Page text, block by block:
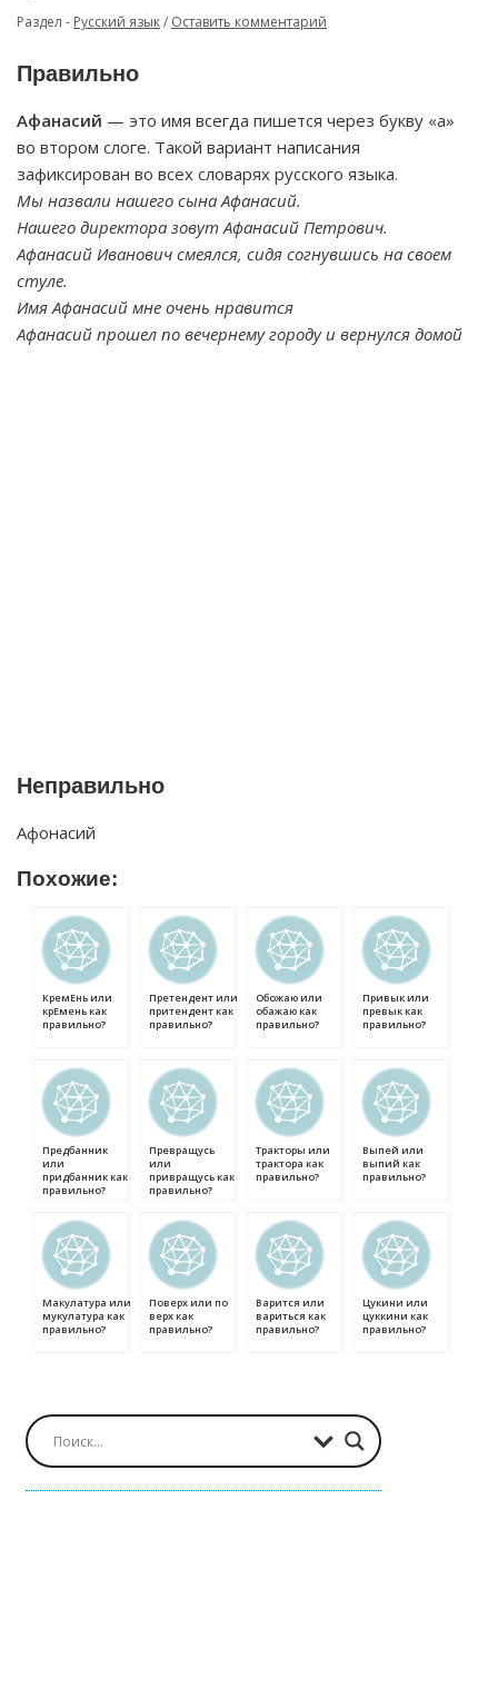
Раздел - Русский язык/ Оставить комментарий
Правильно
Афанасий — это имя всегда пишется через букву «а»
во втором слоге. Такой вариант написания
зафиксирован во всех словарях русского языка.
Мы назвали нашего сына Афанасий.
Нашего директора зовут Афанасий Петрович.
Афанасий Иванович смеялся, сидя согнувшись на своем
стуле.
Имя Афанасий мне очень нравится
Афанасий прошел по вечернему городу и вернулся домой
Неправильно
Афонасий
Похожие:
КремЕнь или
крЕмень как
правильно?
Претендент или
притендент как
правильно?
Обожаю или
обажаю как
правильно?
Привык или
превык как
правильно?
Предбанник
или
придбанник как
правильно?
Превращусь
или
привращусь как
правильно?
Тракторы или
трактора как
правильно?
Выпей или
выпий как
правильно?
Макулатура или
мукулатура как
правильно?
Поверх или по
верх как
правильно?
Варится или
вариться как
правильно?
Цукини или
цуккини как
правильно?